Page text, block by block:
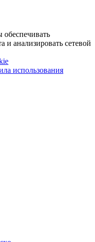
и анализировать сетевой
использования